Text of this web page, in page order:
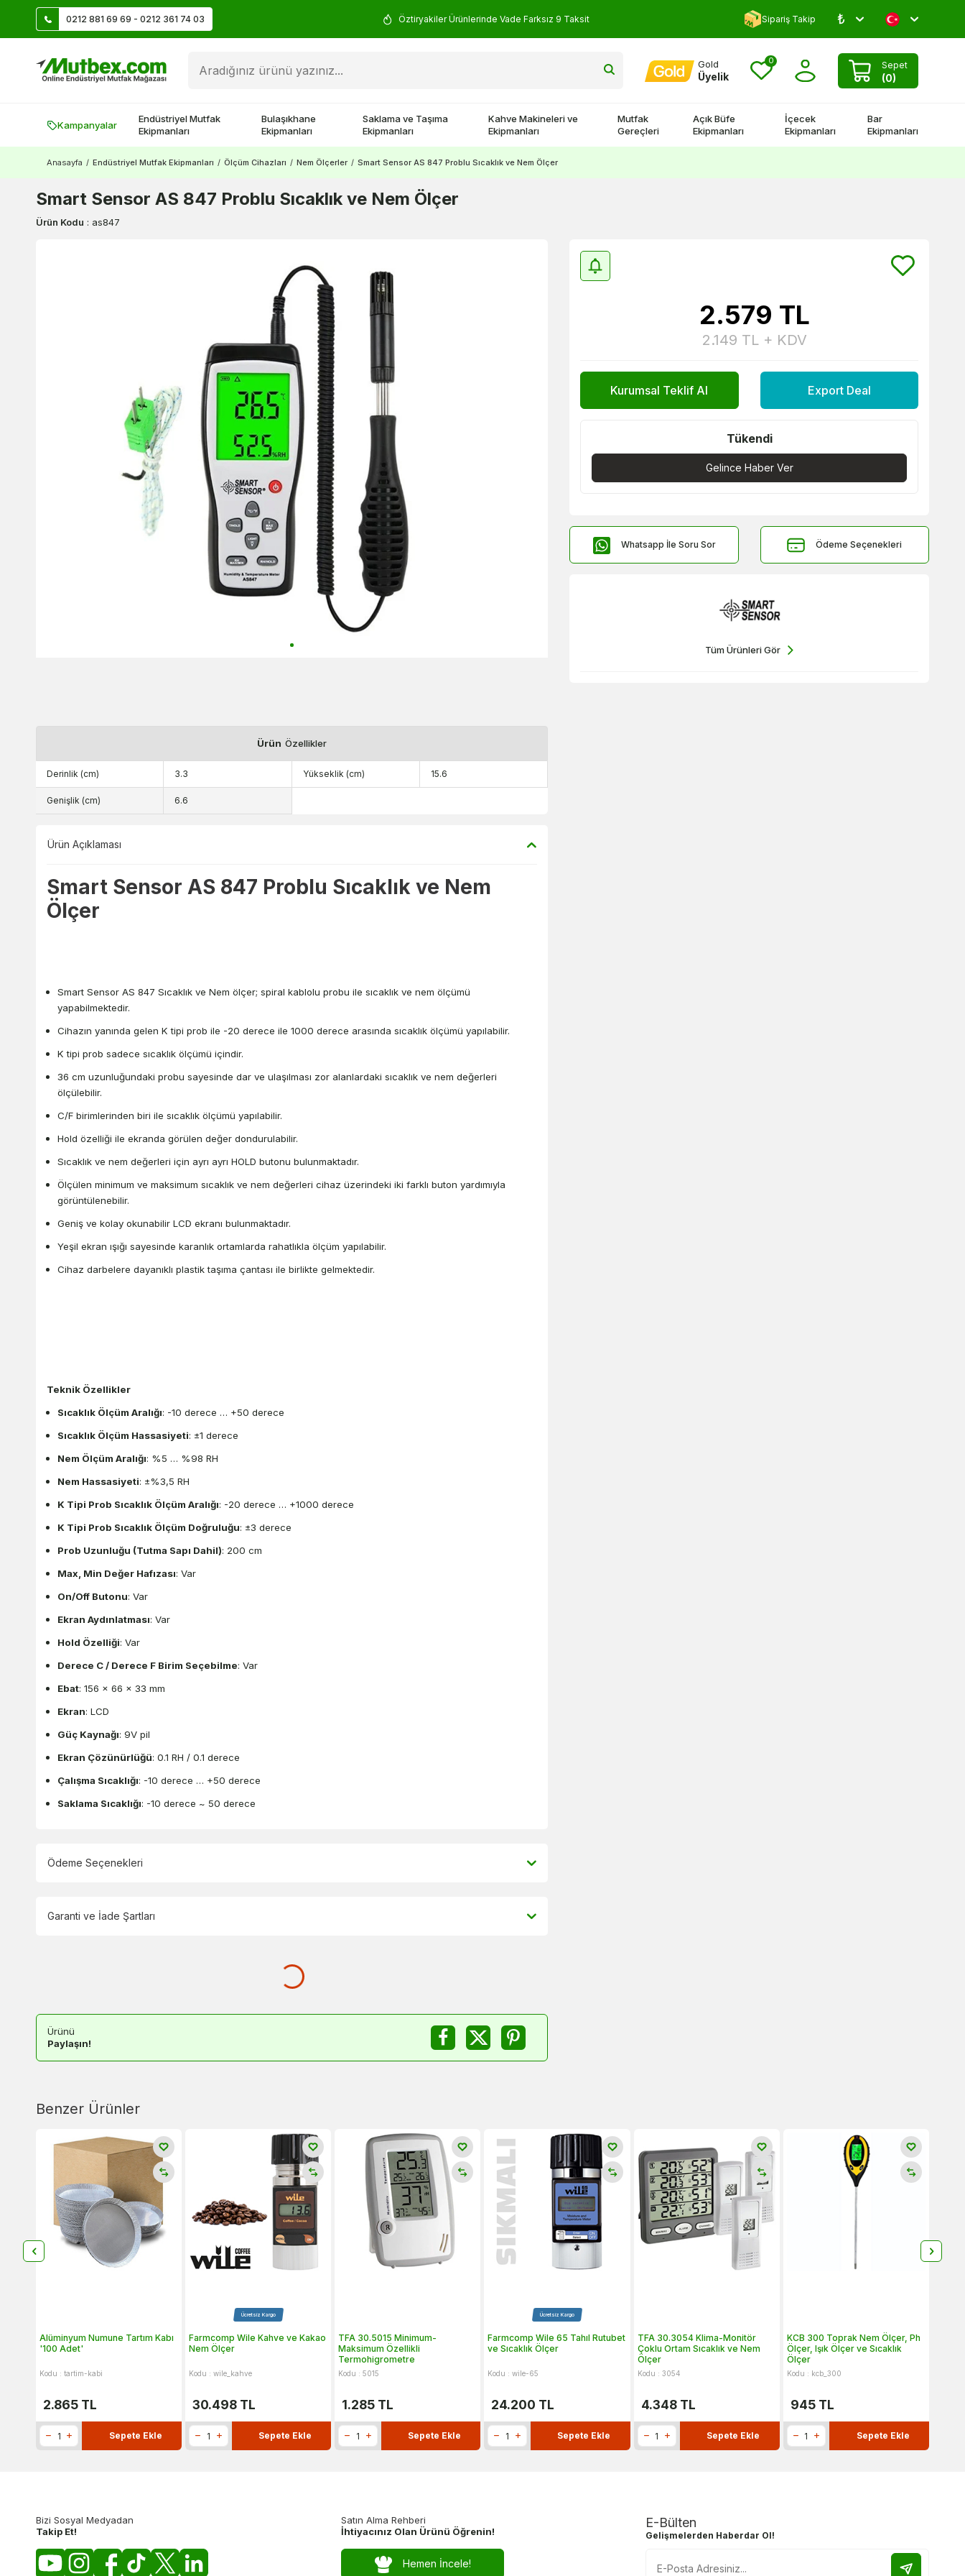
0212 881 69 69 - 0212 361 74 03
Öztiryakiler Ürünlerinde Vade Farksız 9 Taksit Yorum Yap 500 TL Kazan! 5000 TL Üstü Kargo Bedava!
Sipariş Takip ₺
Gold
Üyelik
0 Sepet
(0)
Kampanyalar
Endüstriyel Mutfak
Ekipmanları
Bulaşıkhane
Ekipmanları
Saklama ve Taşıma
Ekipmanları
Kahve Makineleri ve
Ekipmanları
Mutfak
Gereçleri
Açık Büfe
Ekipmanları
İçecek
Ekipmanları
Bar
Ekipmanları
Anasayfa / Endüstriyel Mutfak Ekipmanları / Ölçüm Cihazları / Nem Ölçerler / Smart Sensor AS 847 Problu Sıcaklık ve Nem Ölçer
Smart Sensor AS 847 Problu Sıcaklık ve Nem Ölçer
Ürün Kodu : as847
2.579 TL
2.149 TL + KDV
Kurumsal Teklif Al Export Deal
Tükendi
Gelince Haber Ver
Whatsapp İle Soru Sor Ödeme Seçenekleri
Tüm Ürünleri Gör
Ürün Özellikler
Derinlik (cm) 3.3 Yükseklik (cm) 15.6
Genişlik (cm) 6.6
Ürün Açıklaması
Smart Sensor AS 847 Problu Sıcaklık ve Nem
Ölçer
Smart Sensor AS 847 Sıcaklık ve Nem ölçer; spiral kablolu probu ile sıcaklık ve nem ölçümü
yapabilmektedir.
Cihazın yanında gelen K tipi prob ile -20 derece ile 1000 derece arasında sıcaklık ölçümü yapılabilir.
K tipi prob sadece sıcaklık ölçümü içindir.
36 cm uzunluğundaki probu sayesinde dar ve ulaşılması zor alanlardaki sıcaklık ve nem değerleri
ölçülebilir.
C/F birimlerinden biri ile sıcaklık ölçümü yapılabilir.
Hold özelliği ile ekranda görülen değer dondurulabilir.
Sıcaklık ve nem değerleri için ayrı ayrı HOLD butonu bulunmaktadır.
Ölçülen minimum ve maksimum sıcaklık ve nem değerleri cihaz üzerindeki iki farklı buton yardımıyla
görüntülenebilir.
Geniş ve kolay okunabilir LCD ekranı bulunmaktadır.
Yeşil ekran ışığı sayesinde karanlık ortamlarda rahatlıkla ölçüm yapılabilir.
Cihaz darbelere dayanıklı plastik taşıma çantası ile birlikte gelmektedir.
Teknik Özellikler
Sıcaklık Ölçüm Aralığı: -10 derece … +50 derece
Sıcaklık Ölçüm Hassasiyeti: ±1 derece
Nem Ölçüm Aralığı: %5 … %98 RH
Nem Hassasiyeti: ±%3,5 RH
K Tipi Prob Sıcaklık Ölçüm Aralığı: -20 derece … +1000 derece
K Tipi Prob Sıcaklık Ölçüm Doğruluğu: ±3 derece
Prob Uzunluğu (Tutma Sapı Dahil): 200 cm
Max, Min Değer Hafızası: Var
On/Off Butonu: Var
Ekran Aydınlatması: Var
Hold Özelliği: Var
Derece C / Derece F Birim Seçebilme: Var
Ebat: 156 x 66 x 33 mm
Ekran: LCD
Güç Kaynağı: 9V pil
Ekran Çözünürlüğü: 0.1 RH / 0.1 derece
Çalışma Sıcaklığı: -10 derece … +50 derece
Saklama Sıcaklığı: -10 derece ~ 50 derece
Ödeme Seçenekleri
Garanti ve İade Şartları
Ürünü
Paylaşın!
Benzer Ürünler
Alüminyum Numune Tartım Kabı
'100 Adet'
Kodu : tartim-kabi
2.865 TL
Sepete Ekle
Ücretsiz Kargo
Farmcomp Wile Kahve ve Kakao
Nem Ölçer
Kodu : wile_kahve
30.498 TL
Sepete Ekle
TFA 30.5015 Minimum-
Maksimum Özellikli
Termohigrometre
Kodu : 5015
1.285 TL
Sepete Ekle
Ücretsiz Kargo
Farmcomp Wile 65 Tahıl Rutubet
ve Sıcaklık Ölçer
Kodu : wile-65
24.200 TL
Sepete Ekle
TFA 30.3054 Klima-Monitör
Çoklu Ortam Sıcaklık ve Nem
Ölçer
Kodu : 3054
4.348TL
Sepete Ekle
KCB 300 Toprak Nem Ölçer, Ph
Ölçer, Işık Ölçer ve Sıcaklık
Ölçer
Kodu : kcb_300
945TL
Sepete Ekle
Bizi Sosyal Medyadan
Takip Et!
Satın Alma Rehberi
İhtiyacınız Olan Ürünü Öğrenin!
Hemen İncele!
E-Bülten
Gelişmelerden Haberdar Ol!